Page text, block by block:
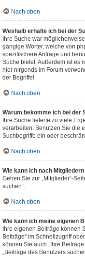
Nach oben
Weshalb erhalte ich bei der
Ihre Suche war
gängige Wörter, welche von
spezifischere Anfrage und
Suche bietet. Außerdem ist es
hier nirgends im Forum
der Begriffe!
Nach oben
Warum bekomme ich bei der
Ihre Suche lieferte zu viele
verarbeiten. Benutzen Sie die
Suchbegriffe ein oder
Nach oben
Wie kann ich nach
Gehen Sie zur „Mitglieder“-
suchen“.
Nach oben
Wie kann ich meine eigenen
Ihre eigenen Beiträge können
Beiträge“ im Schnellzugriff
können Sie auch „Ihre
„Beiträge des Benutzers